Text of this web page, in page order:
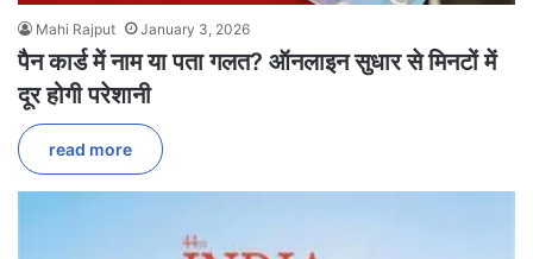
Mahi Rajput January 3, 2026
पैन कार्ड में नाम या पता गलत? ऑनलाइन सुधार से मिनटों में
दूर होगी परेशानी
read more